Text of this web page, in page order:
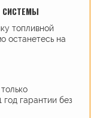
СИСТЕМЫ
топливной
останетесь на
гарантии без